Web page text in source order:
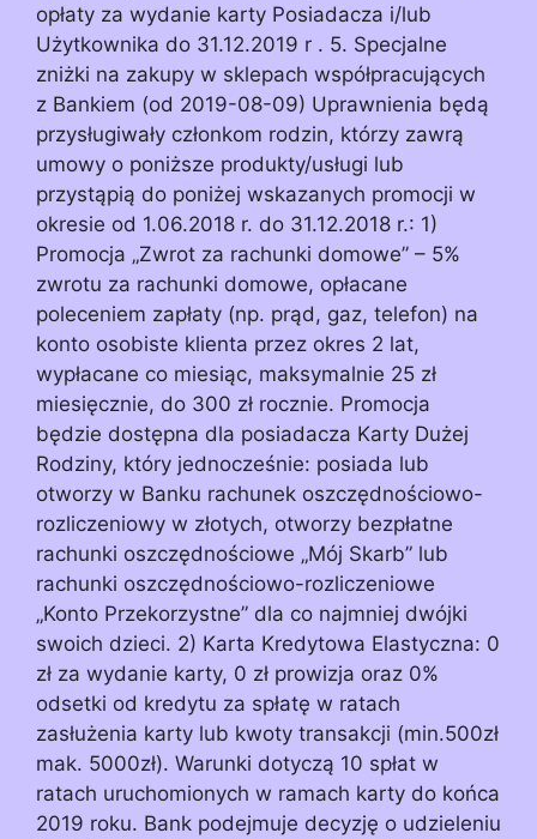
opłaty za wydanie karty Posiadacza i/lub
Użytkownika do 31.12.2019 r . 5. Specjalne
zniżki na zakupy w sklepach współpracujących
z Bankiem (od 2019-08-09) Uprawnienia będą
przysługiwały członkom rodzin, którzy zawrą
umowy o poniższe produkty/usługi lub
przystąpią do poniżej wskazanych promocji w
okresie od 1.06.2018 r. do 31.12.2018 r.: 1)
Promocja „Zwrot za rachunki domowe” – 5%
zwrotu za rachunki domowe, opłacane
poleceniem zapłaty (np. prąd, gaz, telefon) na
konto osobiste klienta przez okres 2 lat,
wypłacane co miesiąc, maksymalnie 25 zł
miesięcznie, do 300 zł rocznie. Promocja
będzie dostępna dla posiadacza Karty Dużej
Rodziny, który jednocześnie: posiada lub
otworzy w Banku rachunek oszczędnościowo-
rozliczeniowy w złotych, otworzy bezpłatne
rachunki oszczędnościowe „Mój Skarb” lub
rachunki oszczędnościowo-rozliczeniowe
„Konto Przekorzystne” dla co najmniej dwójki
swoich dzieci. 2) Karta Kredytowa Elastyczna: 0
zł za wydanie karty, 0 zł prowizja oraz 0%
odsetki od kredytu za spłatę w ratach
zasłużenia karty lub kwoty transakcji (min.500zł
mak. 5000zł). Warunki dotyczą 10 spłat w
ratach uruchomionych w ramach karty do końca
2019 roku. Bank podejmuje decyzję o udzieleniu